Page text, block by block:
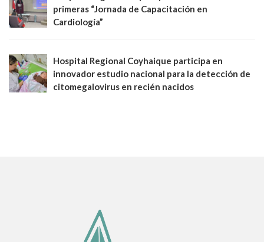
primeras “Jornada de Capacitación en
Cardiología”
Hospital Regional Coyhaique participa en
innovador estudio nacional para la detección de
citomegalovirus en recién nacidos